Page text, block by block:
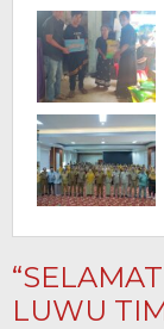
LUWU